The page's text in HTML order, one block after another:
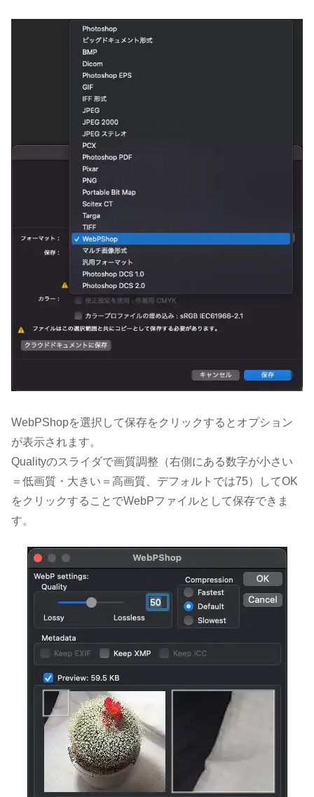
WebPShopを選択して保存をクリックするとオプション
が表示されます。
Qualityのスライダで画質調整（右側にある数字が小さい
＝低画質・大きい＝高画質、デフォルトでは75）してOK
をクリックすることでWebPファイルとして保存できま
す。